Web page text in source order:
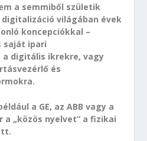
a semmiből születik
világában évek
koncepciókkal –
saját ipari
digitális ikrekre, vagy
és
a GE, az ABB vagy a
a „közös nyelvet” a fizikai